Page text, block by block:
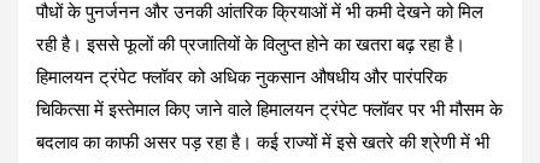
पौधों के पुनर्जनन और उनकी आंतरिक क्रियाओं में भी कमी देखने को मिल
रही है। इससे फूलों की प्रजातियों के विलुप्त होने का खतरा बढ़ रहा है।
हिमालयन ट्रंपेट फ्लॉवर को अधिक नुकसान औषधीय और पारंपरिक
चिकित्सा में इस्तेमाल किए जाने वाले हिमालयन ट्रंपेट फ्लॉवर पर भी मौसम के
बदलाव का काफी असर पड़ रहा है। कई राज्यों में इसे खतरे की श्रेणी में भी